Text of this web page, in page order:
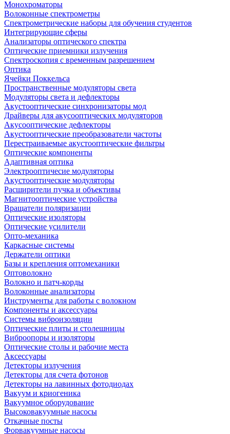
Монохроматоры
Волоконные спектрометры
Спектрометрические наборы для обучения студентов
Интегрирующие сферы
Анализаторы оптического спектра
Оптические приемники излучения
Спектроскопия с временным разрешением
Оптика
Ячейки Поккельса
Пространственные модуляторы света
Модуляторы света и дефлекторы
Акустооптические синхронизаторы мод
Драйверы для акусооптических модуляторов
Акусооптические дефлекторы
Акустооптические преобразователи частоты
Перестраиваемые акустооптические фильтры
Оптические компоненты
Адаптивная оптика
Электрооптичесие модуляторы
Акустооптические модуляторы
Расширители пучка и объективы
Магнитооптические устройства
Вращатели поляризации
Оптические изоляторы
Оптические усилители
Опто-механика
Каркасные системы
Держатели оптики
Базы и крепления оптомеханики
Оптоволокно
Волокно и патч-корды
Волоконные анализаторы
Инструменты для работы с волокном
Компоненты и аксессуары
Системы виброизоляции
Оптические плиты и столешницы
Виброопоры и изоляторы
Оптические столы и рабочие места
Аксессуары
Детекторы излучения
Детекторы для счета фотонов
Детекторы на лавинных фотодиодах
Вакуум и криогеника
Вакуумное оборудование
Высоковакуумные насосы
Откачные посты
Форвакуумные насосы